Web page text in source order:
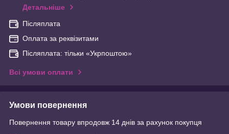
Детальніше
Післяплата
Оплата за реквізитами
Післяплата: тільки «Укрпоштою»
Всі умови оплати
Умови повернення
Повернення товару впродовж 14 днів за рахунок покупця